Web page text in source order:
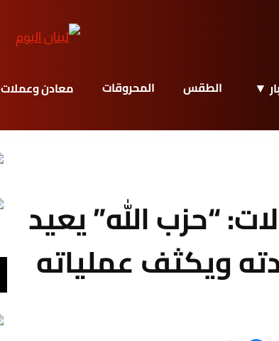
الطقس المحروقات معادن وعملات
“حزب الله” يعيد
ويكثف عملياته